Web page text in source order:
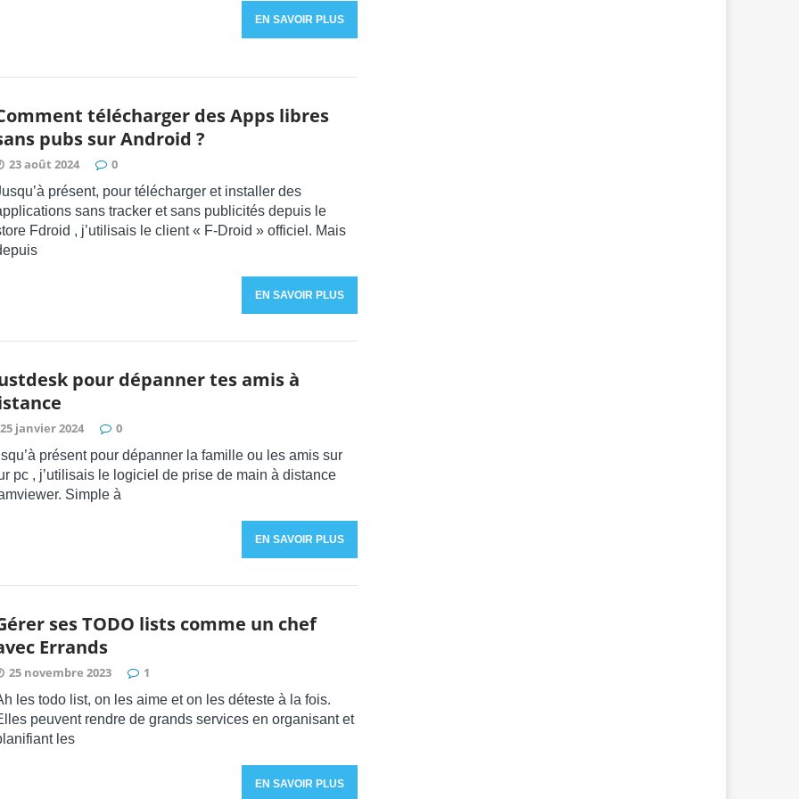
EN SAVOIR PLUS
télécharger des Apps libres
pubs sur Android ?
23 août 2024 0
présent, pour télécharger et installer des
sans tracker et sans publicités depuis le
Fdroid , j’utilisais le client « F-Droid » officiel. Mais
EN SAVOIR PLUS
pour dépanner tes amis à
25 janvier 2024 0
présent pour dépanner la famille ou les amis sur
pc , j’utilisais le logiciel de prise de main à distance
Simple à
EN SAVOIR PLUS
ses TODO lists comme un chef
Errands
25 novembre 2023 1
les todo list, on les aime et on les déteste à la fois.
peuvent rendre de grands services en organisant et
les
EN SAVOIR PLUS